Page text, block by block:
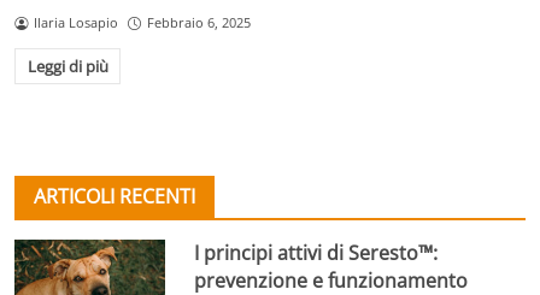
Ilaria Losapio Febbraio 6, 2025
Leggi di più
ARTICOLI RECENTI
I principi attivi di Seresto™:
prevenzione e funzionamento